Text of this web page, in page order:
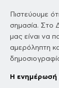
Πιστεύουμε
σημασία.
μας είναι να
αμερόληπτη
Η ενημέρωσή